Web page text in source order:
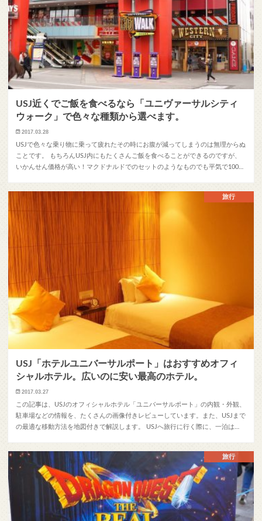
USJ近くでご飯を食べるなら「ユニヴァーサルシティ
ウォーク」で色々な種類から選べます。
2017.03.28
USJで色々な乗り物に乗って疲れたその時にお腹が減ってしまうのは無理からぬ
ことです。 もちろんUSJ内にもたくさんご飯を食べることができるのですが、
いかんせん価格が高い！マクドナルドでのセットのようなものでも平気で100…
旅行
USJ「ホテルユニバーサルポート」はおすすめオフィ
シャルホテル。広いのに安い最高のホテル。
2017.03.27
この記事は、USJのオフィシャルホテル「ユニバーサルポート」の内観・外観、
駐車場などの情報を、たくさんの画像付きレビューしています。また、USJまで
の最適な移動方法を地図付きで解説します。 USJへ旅行に行く際に、一泊は…
旅行